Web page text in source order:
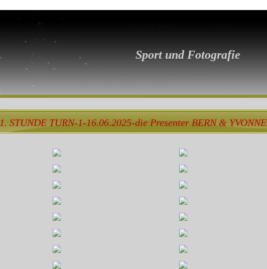
Sport und Fotografie
1. STUNDE TURN-1-16.06.2025-die Presenter BERN & YVONNE